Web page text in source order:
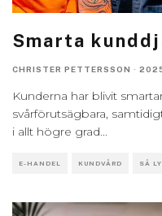
Smarta
CHRISTER PETTERSSON ·
Kunderna har blivit
svårförutsägbara,
i allt högre grad...
E-HANDEL KUNDVÅRD SÅ